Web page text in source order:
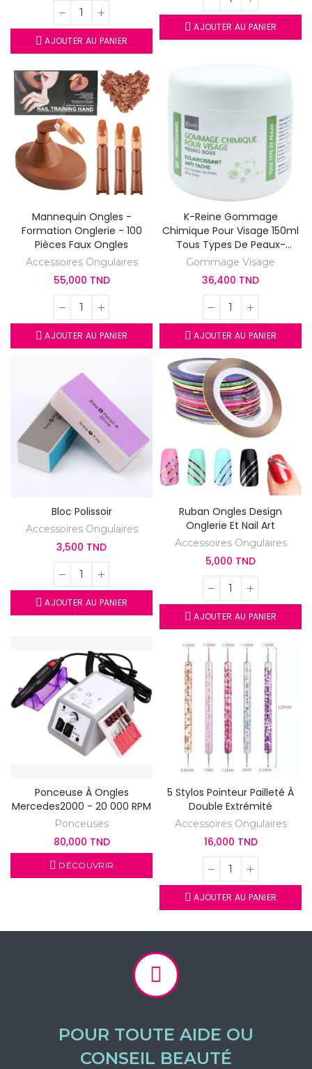
AJOUTER AU PANIER
AJOUTER AU PANIER
Mannequin Ongles -
Formation Onglerie - 100
Pièces Faux Ongles
Accessoires Ongulaires
55,000 TND
AJOUTER AU PANIER
K-Reine Gommage
Chimique Pour Visage 150ml
Tous Types De Peaux-
Peeling Doux Eclaircissant
Anti Tâches
Gommage Visage
36,400 TND
AJOUTER AU PANIER
Bloc Polissoir
Accessoires Ongulaires
3,500 TND
AJOUTER AU PANIER
Ruban Ongles Design
Onglerie Et Nail Art
Accessoires Ongulaires
5,000 TND
AJOUTER AU PANIER
Ponceuse À Ongles
Mercedes2000 - 20 000 RPM
Ponceuses
80,000 TND
DÉCOUVRIR
5 Stylos Pointeur Pailleté À
Double Extrémité
Accessoires Ongulaires
16,000 TND
AJOUTER AU PANIER
POUR TOUTE AIDE OU
CONSEIL BEAUTÉ